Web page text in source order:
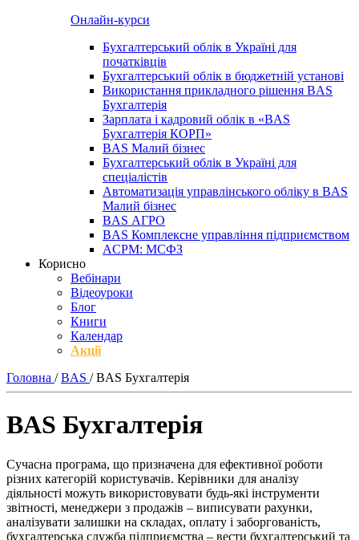
Онлайн-курси
Бухгалтерський облік в Україні для
початківців
Бухгалтерський облік в бюджетній установі
Використання прикладного рішення BAS
Бухгалтерія
Зарплата і кадровий облік в «BAS
Бухгалтерія КОРП»
BAS Малий бізнес
Бухгалтерський облік в Україні для
спеціалістів
Автоматизація управлінського обліку в BAS
Малий бізнес
BAS АГРО
BAS Комплексне управління підприємством
ACPM: МСФЗ
Корисно
Вебінари
Відеоуроки
Блог
Книги
Календар
Акції
Головна / BAS / BAS Бухгалтерія
BAS Бухгалтерія
Сучасна програма, що призначена для ефективної роботи
різних категорій користувачів. Керівники для аналізу
діяльності можуть використовувати будь-які інструменти
звітності, менеджери з продажів – виписувати рахунки,
аналізувати залишки на складах, оплату і заборгованість,
бухгалтерська служба підприємства – вести бухгалтерський та